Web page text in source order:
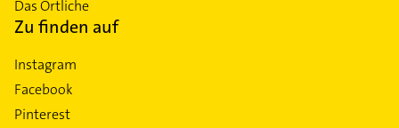
Das Örtliche
Zu finden auf
Instagram
Facebook
Pinterest